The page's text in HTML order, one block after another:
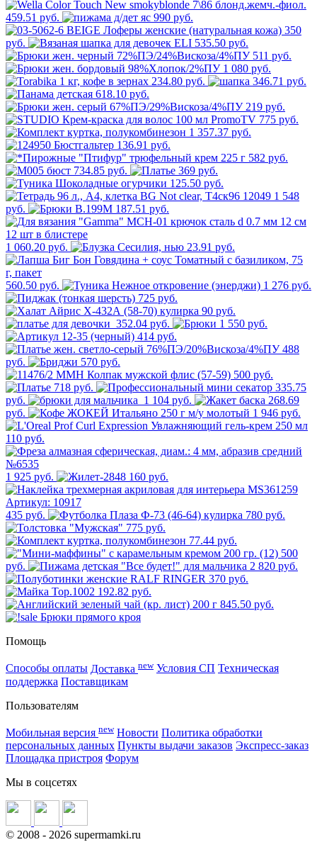
459.51 руб.
990 руб.
350
руб.
535.50 руб.
511 руб.
1 080 руб.
234.80 руб.
346.71 руб.
618.10 руб.
219 руб.
775 руб.
1 357.37 руб.
136.91 руб.
582 руб.
734.85 руб.
369 руб.
125.50 руб.
1 548
руб.
187.51 руб.
1 060.20 руб. 23.91 руб.
560.50 руб.
1 276 руб.
725 руб.
90 руб.
352.04 руб.
1 550 руб.
414 руб.
488
руб.
570 руб.
500 руб.
718 руб.
335.75
руб.
1 104 руб.
268.69
руб.
1 946 руб.
110 руб.
1 925 руб. 160 руб.
435 руб.
780 руб.
775 руб.
77.44 руб.
500
руб.
2 820 руб.
370 руб.
192.82 руб.
845.50 руб.
Помощь
Способы оплаты Доставка new Условия СП Техническая
поддержка Поставщикам
Пользователям
Мобильная версия new Новости Политика обработки
персональных данных Пункты выдачи заказов Экспресс-заказ
Площадка пристроя Форум
Мы в соцсетях
© 2008 - 2026 supermamki.ru